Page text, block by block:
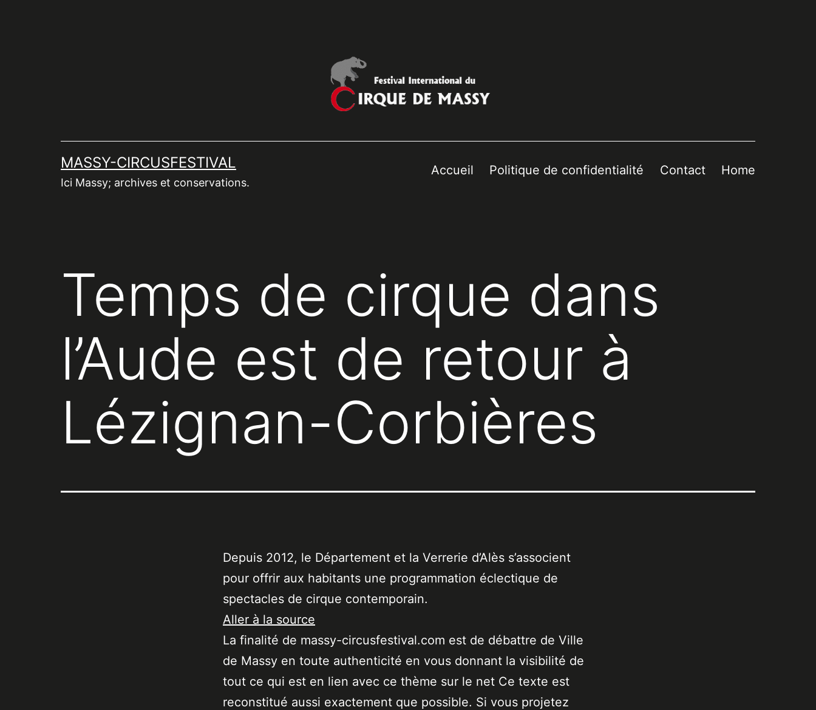
MASSY-CIRCUSFESTIVAL
Ici Massy; archives et conservations.
Accueil Politique de confidentialité Contact Home
Temps de cirque dans
l’Aude est de retour à
Lézignan-Corbières
Depuis 2012, le Département et la Verrerie d’Alès s’associent
pour offrir aux habitants une programmation éclectique de
spectacles de cirque contemporain.
Aller à la source
La finalité de massy-circusfestival.com est de débattre de Ville
de Massy en toute authenticité en vous donnant la visibilité de
tout ce qui est en lien avec ce thème sur le net Ce texte est
reconstitué aussi exactement que possible. Si vous projetez